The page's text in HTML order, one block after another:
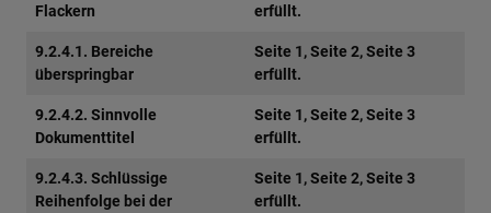
Flackern
erfüllt.
9.2.4.1. Bereiche
überspringbar
Seite 1, Seite 2, Seite 3
erfüllt.
9.2.4.2. Sinnvolle
Dokumenttitel
Seite 1, Seite 2, Seite 3
erfüllt.
9.2.4.3. Schlüssige
Reihenfolge bei der
Seite 1, Seite 2, Seite 3
erfüllt.